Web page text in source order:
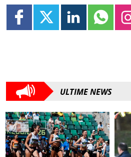
ULTIME NEWS